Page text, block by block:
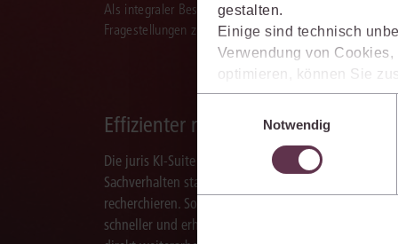
gestalten.
Einige sind technisch
Verwendung von
optimieren, können Sie
sich auch damit
die USA) übermittelt
im Cookiebanner sowie in
Notwendig
Als integraler Bestandteil des juris Portals unterstützt
Fragestellungen zu recherchieren, zu analysieren,
Effizienter recherchieren
Die juris KI-Suite ermöglicht Ihnen, nach ganzen
Sachverhalten statt nur nach Stichworten zu
recherchieren. So finden Sie relevante Inhalte
schneller und erhalten Ergebnisse, mit denen Sie